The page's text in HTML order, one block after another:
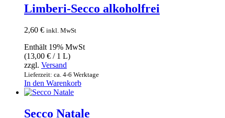
Limberi-Secco alkoholfrei
2,60 € inkl. MwSt
Enthält 19% MwSt
(13,00 € / 1 L)
zzgl. Versand
Lieferzeit: ca. 4-6 Werktage
In den Warenkorb
Secco Natale